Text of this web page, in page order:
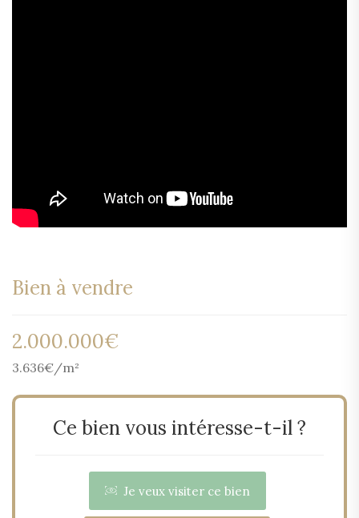
Bien à vendre
2.000.000€
3.636€/m²
Ce bien vous intéresse-t-il ?
Je veux visiter ce bien